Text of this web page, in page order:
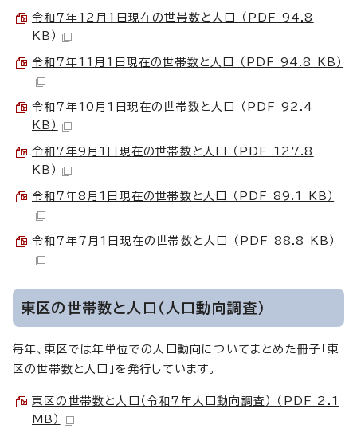
令和7年12月1日現在の世帯数と人口 （PDF 94.8
KB）
令和7年11月1日現在の世帯数と人口 （PDF 94.8 KB）
令和7年10月1日現在の世帯数と人口 （PDF 92.4
KB）
令和7年9月1日現在の世帯数と人口 （PDF 127.8
KB）
令和7年8月1日現在の世帯数と人口 （PDF 89.1 KB）
令和7年7月1日現在の世帯数と人口 （PDF 88.8 KB）
東区の世帯数と人口（人口動向調査）
毎年、東区では年単位での人口動向についてまとめた冊子「東
区の世帯数と人口」を発行しています。
東区の世帯数と人口（令和7年人口動向調査） （PDF 2.1
MB）